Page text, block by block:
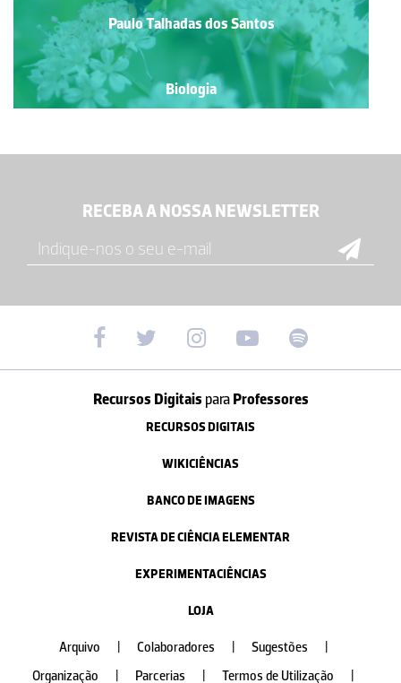
Paulo Talhadas dos Santos
Biologia
RECEBA A NOSSA NEWSLETTER
Recursos Digitais paraProfessores
RECURSOS DIGITAIS
WIKICIÊNCIAS
BANCO DE IMAGENS
REVISTA DE CIÊNCIA ELEMENTAR
EXPERIMENTACIÊNCIAS
LOJA
Arquivo Colaboradores Sugestões
Organização
Parcerias Termos de Utilização